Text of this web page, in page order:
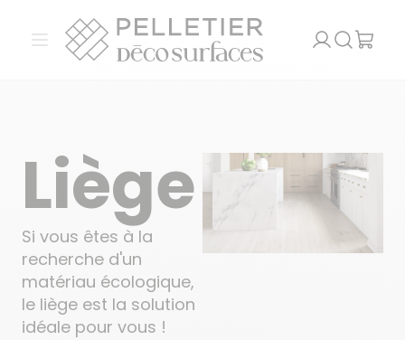
Ouvrir le menu
Pelletier Déco Surfaces
Liège
Si vous êtes à la
recherche d'un
matériau écologique,
le liège est la solution
idéale pour vous !